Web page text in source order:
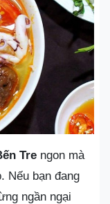
Tre ngon mà
Nếu bạn đang
ngần ngại